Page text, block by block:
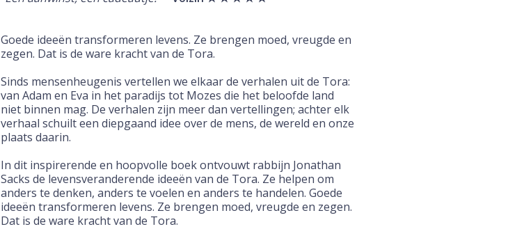
Goede ideeën transformeren levens. Ze brengen moed, vreugde en
zegen. Dat is de ware kracht van de Tora.
Sinds mensenheugenis vertellen we elkaar de verhalen uit de Tora:
van Adam en Eva in het paradijs tot Mozes die het beloofde land
niet binnen mag. De verhalen zijn meer dan vertellingen; achter elk
verhaal schuilt een diepgaand idee over de mens, de wereld en onze
plaats daarin.
In dit inspirerende en hoopvolle boek ontvouwt rabbijn Jonathan
Sacks de levensveranderende ideeën van de Tora. Ze helpen om
anders te denken, anders te voelen en anders te handelen. Goede
ideeën transformeren levens. Ze brengen moed, vreugde en zegen.
Dat is de ware kracht van de Tora.